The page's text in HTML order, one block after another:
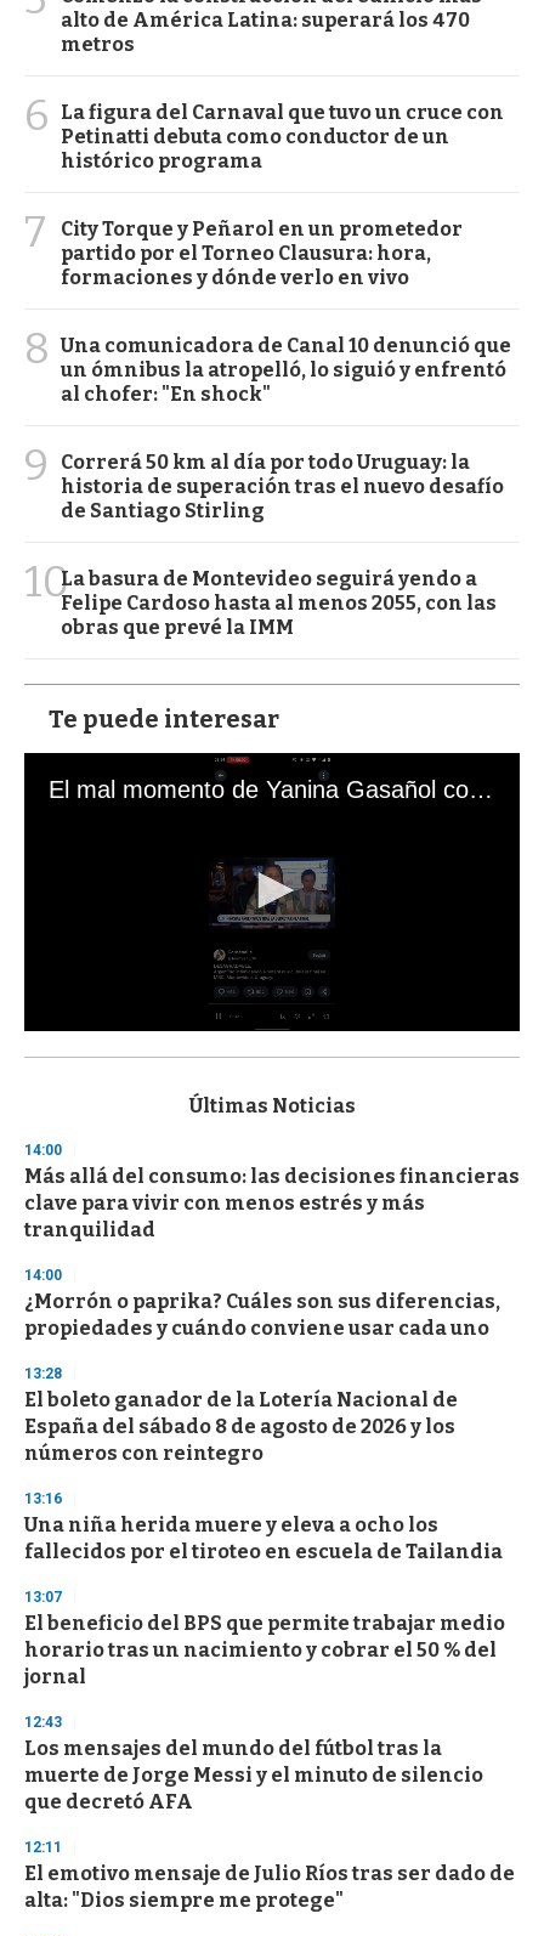
alto de América Latina: superará los 470
metros
6
La figura del Carnaval que tuvo un cruce con
Petinatti debuta como conductor de un
histórico programa
7
City Torque y Peñarol en un prometedor
partido por el Torneo Clausura: hora,
formaciones y dónde verlo en vivo
8 Una comunicadora de Canal 10 denunció que
un ómnibus la atropelló, lo siguió y enfrentó
al chofer: "En shock"
9
Correrá 50 km al día por todo Uruguay: la
historia de superación tras el nuevo desafío
de Santiago Stirling
10La basura de Montevideo seguirá yendo a
Felipe Cardoso hasta al menos 2055, con las
obras que prevé la IMM
Te puede interesar
El mal momento de Yanina Gasañol con un hincha argentino en "Subrayado"
s
d
s
o
f
3
s
e
c
o
d
s
Últimas Noticias
14:00
Más allá del consumo: las decisiones financieras
clave para vivir con menos estrés y más
tranquilidad
14:00
¿Morrón o paprika? Cuáles son sus diferencias,
propiedades y cuándo conviene usar cada uno
13:28
El boleto ganador de la Lotería Nacional de
España del sábado 8 de agosto de 2026 y los
números con reintegro
13:16
Una niña herida muere y eleva a ocho los
fallecidos por el tiroteo en escuela de Tailandia
13:07
El beneficio del BPS que permite trabajar medio
horario tras un nacimiento y cobrar el 50 % del
jornal
12:43
Los mensajes del mundo del fútbol tras la
muerte de Jorge Messi y el minuto de silencio
que decretó AFA
12:11
El emotivo mensaje de Julio Ríos tras ser dado de
alta: "Dios siempre me protege"